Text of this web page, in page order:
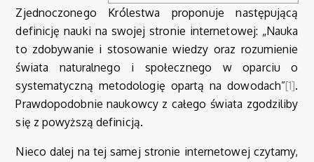
Zjednoczonego Królestwa proponuje następującą
definicję nauki na swojej stronie internetowej: „Nauka
to zdobywanie i stosowanie wiedzy oraz rozumienie
świata naturalnego i społecznego w oparciu o
systematyczną metodologię opartą na dowodach”[1].
Prawdopodobnie naukowcy z całego świata zgodziliby
się z powyższą definicją.
Nieco dalej na tej samej stronie internetowej czytamy,